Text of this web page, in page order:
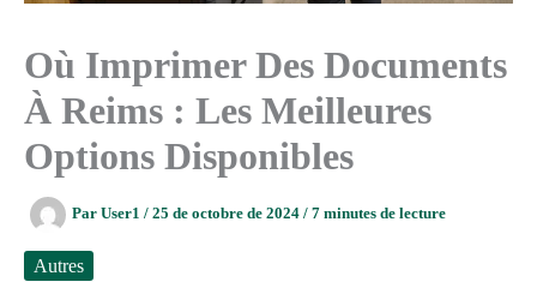
Où Imprimer Des Documents
À Reims : Les Meilleures
Options Disponibles
Par User1 / 25 de octobre de 2024 / 7 minutes de lecture
Autres